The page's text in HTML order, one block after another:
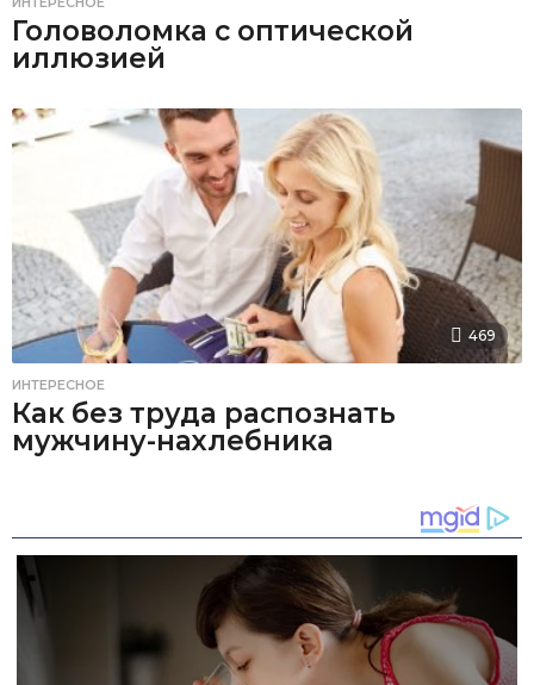
Головоломка с оптической
иллюзией
469
ИНТЕРЕСНОЕ
Как без труда распознать
мужчину-нахлебника